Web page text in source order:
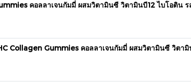
คอลลาเจนกัมมี่ ผสมวิตามินซี วิตามินบี12 ไบโอติน ร
Collagen Gummies คอลลาเจนกัมมี่ ผสมวิตามินซี วิตามิ